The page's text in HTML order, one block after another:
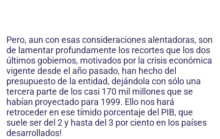
Pero, aun con esas consideraciones alentadoras, son
de lamentar profundamente los recortes que los dos
últimos gobiernos, motivados por la crisis económica
vigente desde el año pasado, han hecho del
presupuesto de la entidad, dejándola con sólo una
tercera parte de los casi 170 mil millones que se
habían proyectado para 1999. Ello nos hará
retroceder en ese tímido porcentaje del PIB, que
suele ser del 2 y hasta del 3 por ciento en los países
desarrollados!